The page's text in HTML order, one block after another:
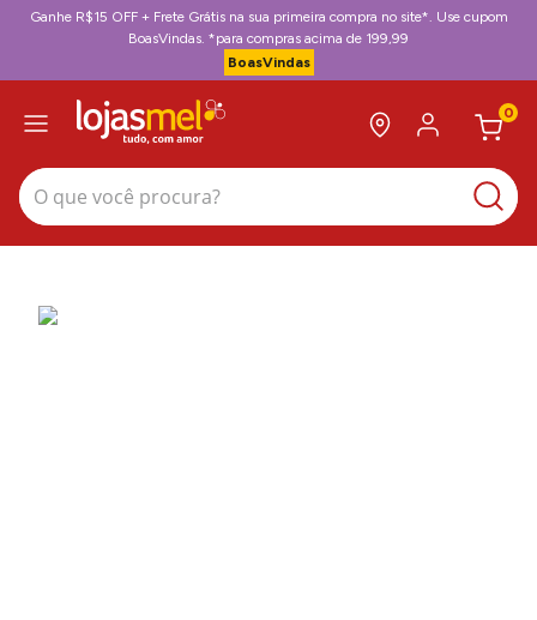
Ganhe R$15 OFF + Frete Grátis na sua primeira compra no site*. Use cupom
BoasVindas. *para compras acima de 199,99
BoasVindas
0
O que você procura?